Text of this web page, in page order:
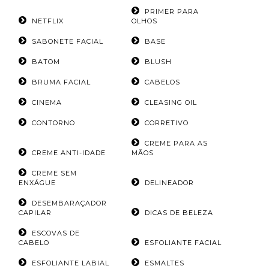
NETFLIX
PRIMER PARA
OLHOS
SABONETE FACIAL BASE
BATOM BLUSH
BRUMA FACIAL CABELOS
CINEMA CLEASING OIL
CONTORNO CORRETIVO
CREME ANTI-IDADE
CREME PARA AS
MÃOS
CREME SEM
ENXÁGUE
DELINEADOR
DESEMBARAÇADOR
CAPILAR
DICAS DE BELEZA
ESCOVAS DE
CABELO
ESFOLIANTE FACIAL
ESFOLIANTE LABIAL ESMALTES